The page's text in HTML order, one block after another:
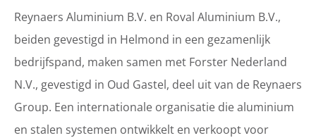
Reynaers Aluminium B.V. en Roval Aluminium B.V.,
beiden gevestigd in Helmond in een gezamenlijk
bedrijfspand, maken samen met Forster Nederland
N.V., gevestigd in Oud Gastel, deel uit van de Reynaers
Group. Een internationale organisatie die aluminium
en stalen systemen ontwikkelt en verkoopt voor